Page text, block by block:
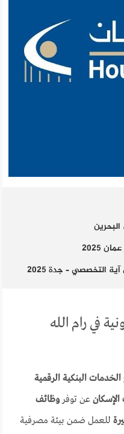
2025
– جدة 2025
في رام الله
الخدمات البنكية الرقمية
الإسكان عن توفروظائف
للعمل ضمن بيئة مصرفية